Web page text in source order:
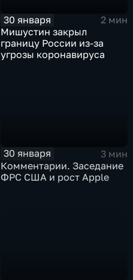
30 января
2 мин
Мишустин закрыл
границу России из-за
угрозы коронавируса
30 января
3 мин
Комментарии. Заседание
ФРС США и рост Apple